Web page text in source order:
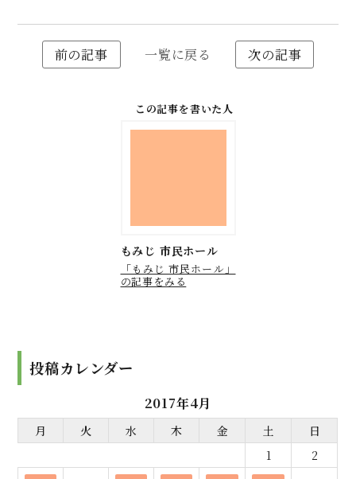
前の記事 一覧に戻る 次の記事
この記事を書いた人
もみじ 市民ホール
「もみじ 市民ホール」
の記事をみる
投稿カレンダー
2017年4月
月 火 水 木 金 土
日
1
2